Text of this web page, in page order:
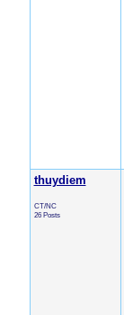
thuydiem
CT/NC
26 Posts